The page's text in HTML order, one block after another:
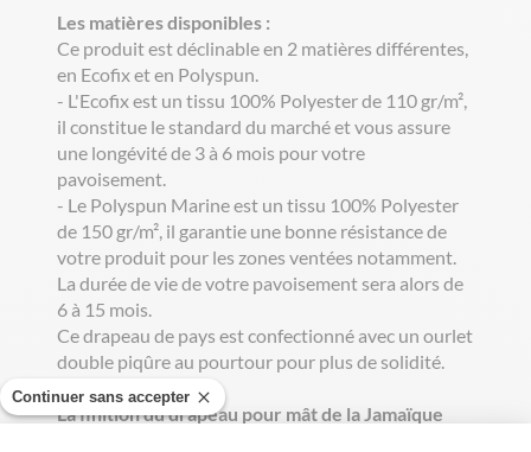
Continuer sans accepter
Les matières disponibles :
Ce produit est déclinable en 2 matières différentes,
en Ecofix et en Polyspun.
- L'Ecofix est un tissu 100% Polyester de 110 gr/m²,
il constitue le standard du marché et vous assure
une longévité de 3 à 6 mois pour votre
pavoisement.
- Le Polyspun Marine est un tissu 100% Polyester
de 150 gr/m², il garantie une bonne résistance de
votre produit pour les zones ventées notamment.
La durée de vie de votre pavoisement sera alors de
6 à 15 mois.
Ce drapeau de pays est confectionné avec un ourlet
double piqûre au pourtour pour plus de solidité.
La finition du drapeau pour mât de la Jamaïque